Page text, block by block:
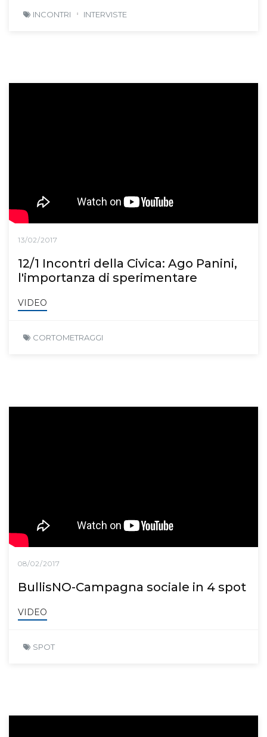
INCONTRI INTERVISTE
13/02/2017
12/1 Incontri della Civica: Ago Panini,
l'importanza di sperimentare
VIDEO
CORTOMETRAGGI
08/02/2017
BullisNO-Campagna sociale in 4 spot
VIDEO
SPOT